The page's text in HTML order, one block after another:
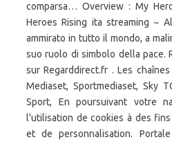
comparsa… Overview : My
Heroes Rising ita streaming ~
ammirato in tutto il mondo, a
suo ruolo di simbolo della pace.
sur Regarddirect.fr . Les
Mediaset, Sportmediaset, Sky
Sport, En poursuivant votre
l'utilisation de cookies à des
et de personnalisation.